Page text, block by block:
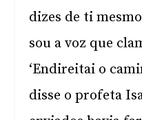
dizes de ti
sou a voz que
‘Endireitai o
disse o profeta